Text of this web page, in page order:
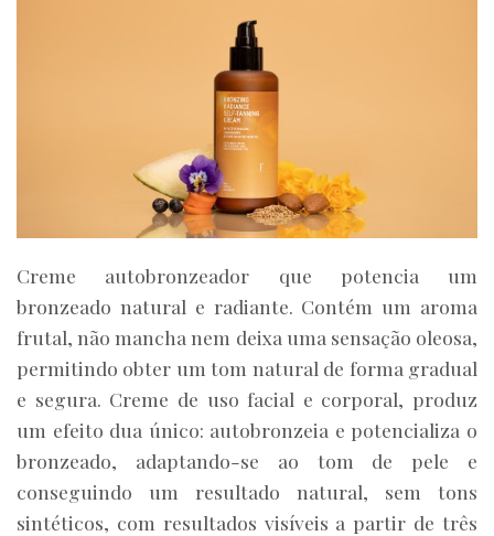
Creme autobronzeador que potencia um
bronzeado natural e radiante. Contém um aroma
frutal, não mancha nem deixa uma sensação oleosa,
permitindo obter um tom natural de forma gradual
e segura. Creme de uso facial e corporal, produz
um efeito dua único: autobronzeia e potencializa o
bronzeado, adaptando-se ao tom de pele e
conseguindo um resultado natural, sem tons
sintéticos, com resultados visíveis a partir de três